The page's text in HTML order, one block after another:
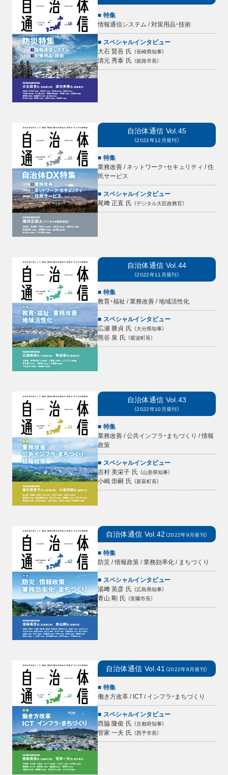
特集
情報通信システム / 対策用品・技術
スペシャルインタビュー
大石 賢吾 氏 （長崎県知事）
清元 秀泰 氏 （姫路市長）
自治体通信 Vol.45
（2022年12月発刊）
特集
業務改善 / ネットワーク・セキュリティ / 住
民サービス
スペシャルインタビュー
尾﨑 正直 氏 （デジタル大臣政務官）
自治体通信 Vol.44
（2022年11月発刊）
特集
教育・福祉 / 業務改善 / 地域活性化
スペシャルインタビュー
広瀬 勝貞 氏 （大分県知事）
熊谷 泉 氏 （紫波町長）
自治体通信 Vol.43
（2022年10月発刊）
特集
業務改善 / 公共インフラ・まちづくり / 情報
政策
スペシャルインタビュー
吉村 美栄子 氏 （山形県知事）
小嶋 崇嗣 氏 （新富町長）
自治体通信 Vol.42 （2022年9月発刊）
特集
防災 / 情報政策 / 業務効率化 / まちづくり
スペシャルインタビュー
湯﨑 英彦 氏 （広島県知事）
青山 剛 氏 （室蘭市長）
自治体通信 Vol.41 （2022年8月発刊）
特集
働き方改革 / ICT / インフラ・まちづくり
スペシャルインタビュー
西脇 隆俊 氏 （京都府知事）
管家 一夫 氏 （西予市長）